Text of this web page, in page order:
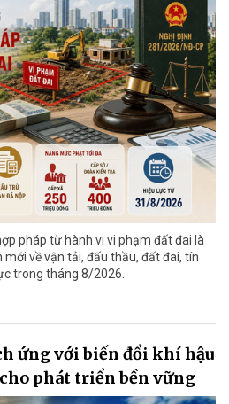
pháp từ hành vi vi phạm đất đai là
về vận tải, đấu thầu, đất đai, tín
trong tháng 8/2026.
ứng với biến đổi khí hậu
cho phát triển bền vững